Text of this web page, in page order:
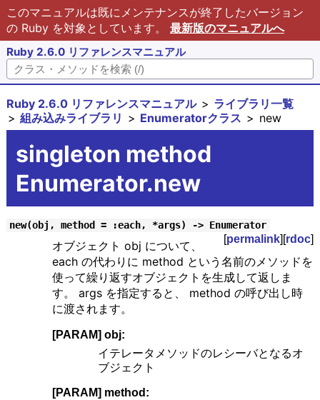
このマニュアルは既にメンテナンスが終了したバージョン
の Ruby を対象としています。 最新版のマニュアルへ
Ruby 2.6.0 リファレンスマニュアル
Ruby 2.6.0 リファレンスマニュアル
ライブラリ一覧
組み込みライブラリ
Enumeratorクラス new
singleton method
Enumerator.new
new(obj, method = :each, *args) -> Enumerator
[permalink][rdoc]
オブジェクト obj について、
each の代わりに method という名前のメソッドを
使って繰り返すオブジェクトを生成して返しま
す。 args を指定すると、 method の呼び出し時
に渡されます。
[PARAM] obj:
イテレータメソッドのレシーバとなるオ
ブジェクト
[PARAM] method: